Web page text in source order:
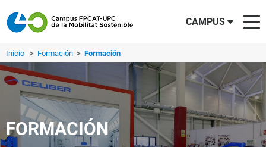
CAMPUS
Inicio > Formación > Formación
FORMACIÓN